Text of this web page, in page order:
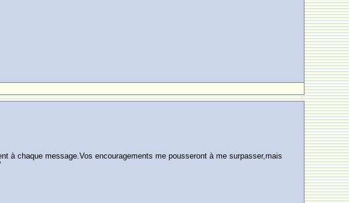
à chaque message.Vos encouragements me pousseront à me surpasser,mais